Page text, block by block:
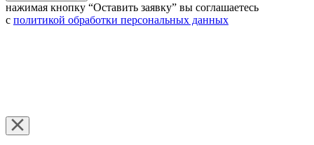
нажимая кнопку “Оставить заявку” вы соглашаетесь
с политикой обработки персональных данных